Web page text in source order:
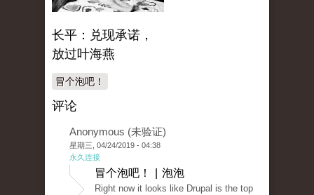
长平：兑现承诺，
放过叶海燕
冒个泡吧！
评论
Anonymous (未验证)
星期三, 04/24/2019 - 04:38
永久连接
冒个泡吧！ | 泡泡
Rіght now it looks like Drupal is the top